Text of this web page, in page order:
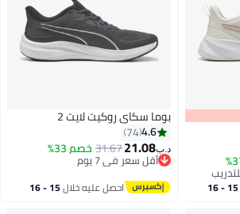
15 - 16
2
بوما سكاي روكيت لايت 2
4.6
74
د.ب‏ 21.08
31.67 خصم 33% أقل سعر في 7 يوم
بتخلّص بسرعة
احصل عليه خلال 15 - 16